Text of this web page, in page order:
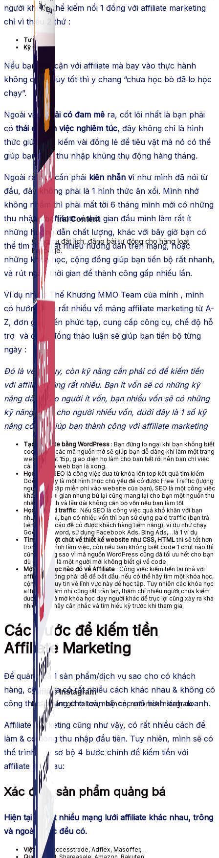
Simple Instagram
Phần mềm gửi follow, nhắn tin, nuôi nick Instagram.
Auto Viral Content
Công cụ đặt lịch, đăng bài tự động cho hàng loạt
Fanpage.
người không thể kiếm nổi 1 đồng với affiliate marketing
chỉ vì thiếu 2 thứ :
Tư duy
Kỹ năng
Nếu bạn tiếp cận với affiliate mà bay vào thực hành
không có tư duy tốt thì y chang “chưa học bò đã lo học
chạy”.
Ngoài việc phải có đam mê ra, cốt lõi nhất là bạn phải
có thái độ làm việc nghiêm túc, đây không chỉ là hình
thức giúp bạn kiếm vài đồng lẻ để tiêu vặt mà nó có thể
giúp bạn có 1 thu nhập khủng thụ động hàng tháng.
Ngoài ra bạn cần phải kiên nhẫn vì như mình đã nói từ
đầu, đây không phải là 1 hình thức ăn xổi. Mình nhớ
không nhầm thì phải mất tời 6 tháng mình mới có những
thu nhập từ affiliate vì thời gian đầu mình làm rất ít
những hướng dẫn chất lượng, khác với bây giờ bạn có
thể tìm thấy rất nhiều hướng dẫn trên mạng, hoặc
những khóa học, cộng đồng giúp bạn tiến bộ rất nhanh,
và rút ngắn thời gian để thành công gấp nhiều lần.
Ví dụ như ở Thế Khương MMO Team của mình , mình
có hướng dẫn rất nhiều về mảng affiliate marketing từ A-
Z, đơn giản đến phức tạp, cung cấp công cụ, chế độ hỗ
trợ và cộng đồng thảo luận sẽ giúp bạn tiến bộ từng
ngày :
Đó là về tư duy, còn kỹ năng cần phải có để kiếm tiền
với affiliate cũng rất nhiều. Bạn ít vốn sẽ có những kỹ
năng dành cho người ít vốn, bạn nhiều vốn sẽ có những
kỹ năng dành cho người nhiều vốn, dưới đây là 1 số kỹ
năng có thể giúp bạn thành công với affiliate marketing
Tạo website bằng WordPress : Bạn đừng lo ngại khi bạn không biết
code vì có các mã nguồn mở sẽ giúp bạn dễ dàng khi làm một trang
web chỉ mất 15p, giao diện họ làm cho bạn hết rồi nên bạn chỉ việc
cài vào cho web bạn là xong.
Học SEO
: SEO là công việc đưa từ khóa lên top kết quả tìm kiếm
Google, đây là một hình thức chủ yếu để có được Free Traffic (lượng
người truy cập miễn phí vào website của bạn), SEO là một công việc
khá mất thời gian nhưng bù lại cũng mang lại cho bạn một nguồn thu
nhập ổn định và lâu dài không cần bỏ vốn nếu bạn làm tốt
Học về paid traffic : Nếu SEO là công việc quá khó khăn với bạn
nhưng bù lại, bạn có nhiều vốn thì bạn sử dụng paid traffic (bạn trả
tiền quảng cáo để có được khách hàng tiềm năng), ví dụ như chạy
Google Adword, sử dụng Facebook Ads, Bing Ads,…là 1 ví dụ
Tìm hiểu một chút về thiết kế website như CSS, HTMLthì sẽ tốt hơn
trong quá trình làm việc, còn nếu bạn không biết code 1 chút nào thì
cũng không sao vì mã nguồn WordPress cũng đã tối ưu hết cho bạn
dù cho bạn là một người mới không biết gì về code
Một khóa học nào đó về Affiliate : Công việc kiếm tiền tại nhà với
affiliate không phải dễ để bắt đầu, nếu có thể hãy tìm một khóa học,
cộng đồng uy tin về lĩnh vực này để học tập. Tuy nhiên các khóa học
affiliate nhảm nhí cũng rất tràn lan, thậm chí nhiều người chưa kiếm
được tiền đã mở khóa học dạy người khác để trục lợi cũng xảy ra khá
nhiều, bạn hãy cân nhắc và tìm hiểu kỹ trước khi tham gia.
Các bước để kiếm tiền
Affiliate Marketing
Để quảng bá 1 sản phẩm/dịch vụ sao cho có khách
hàng, chúng ta có rất nhiều cách khác nhau & không có
công thức chung cho toàn bộ các mô hình kinh doanh.
Affiliate marketing cũng như vậy, có rất nhiều cách để
làm & có dòng thu nhập đầu tiên. Tuy nhiên, mình sẽ có
thể trình bay sơ bộ 4 bước chính để kiếm tiền với
affiliate như sau:
Xác định sản phẩm quảng bá
Hiện tại có rất nhiều mạng lưới affiliate khác nhau, trông
và ngoài nước đều có.
Việt Nam:
Accesstrade, Adflex, Masoffer,…